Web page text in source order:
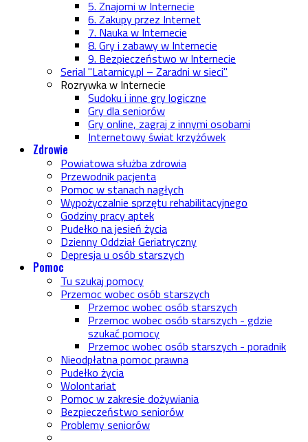
5. Znajomi w Internecie
6. Zakupy przez Internet
7. Nauka w Internecie
8. Gry i zabawy w Internecie
9. Bezpieczeństwo w Internecie
Serial "Latarnicy.pl – Zaradni w sieci"
Rozrywka w Internecie
Sudoku i inne gry logiczne
Gry dla seniorów
Gry online, zagraj z innymi osobami
Internetowy świat krzyżówek
Zdrowie
Powiatowa służba zdrowia
Przewodnik pacjenta
Pomoc w stanach nagłych
Wypożyczalnie sprzętu rehabilitacyjnego
Godziny pracy aptek
Pudełko na jesień życia
Dzienny Oddział Geriatryczny
Depresja u osób starszych
Pomoc
Tu szukaj pomocy
Przemoc wobec osób starszych
Przemoc wobec osób starszych
Przemoc wobec osób starszych - gdzie
szukać pomocy
Przemoc wobec osób starszych - poradnik
Nieodpłatna pomoc prawna
Pudełko życia
Wolontariat
Pomoc w zakresie dożywiania
Bezpieczeństwo seniorów
Problemy seniorów